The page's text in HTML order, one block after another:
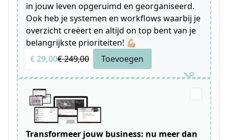
in jouw leven opgeruimd en georganiseerd.
Ook heb je systemen en workflows waarbij je
overzicht creëert en altijd on top bent van je
belangrijkste prioriteiten! 💪🏼
€ 29,00€ 249,00 Toevoegen
Transformeer jouw business: nu meer dan